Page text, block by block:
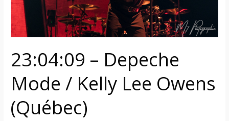
23:04:09 – Depeche
Mode / Kelly Lee Owens
(Québec)
(Québec)